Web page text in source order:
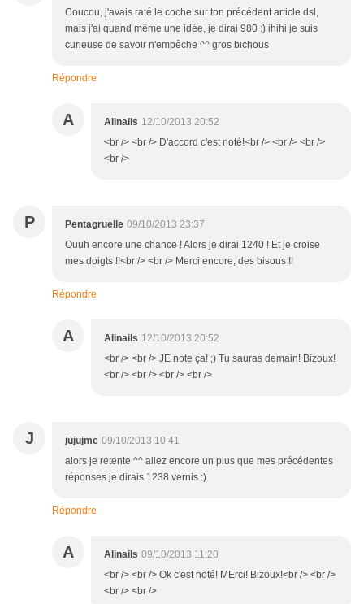
Coucou, j'avais raté le coche sur ton précédent article dsl,
mais j'ai quand même une idée, je dirai 980 :) ihihi je suis
curieuse de savoir n'empêche ^^ gros bichous
Répondre
A Alinails 12/10/2013 20:52
<br /> <br /> D'accord c'est noté!<br /> <br /> <br />
<br />
P Pentagruelle 09/10/2013 23:37
Ouuh encore une chance ! Alors je dirai 1240 ! Et je croise
mes doigts !!<br /> <br /> Merci encore, des bisous !!
Répondre
A Alinails 12/10/2013 20:52
<br /> <br /> JE note ça! ;) Tu sauras demain! Bizoux!
<br /> <br /> <br /> <br />
J jujujmc 09/10/2013 10:41
alors je retente ^^ allez encore un plus que mes précédentes
réponses je dirais 1238 vernis :)
Répondre
A Alinails 09/10/2013 11:20
<br /> <br /> Ok c'est noté! MErci! Bizoux!<br /> <br />
<br /> <br />